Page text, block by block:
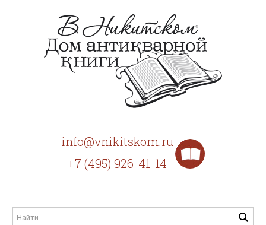
info@vnikitskom.ru
+7 (495) 926-41-14